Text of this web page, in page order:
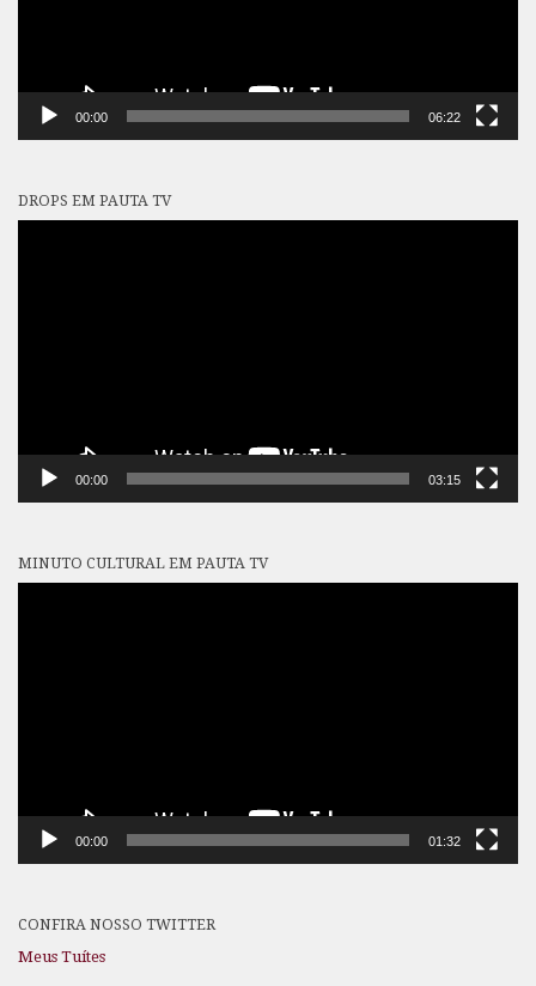
00:00 06:22
DROPS EM PAUTA TV
00:00 03:15
MINUTO CULTURAL EM PAUTA TV
00:00 01:32
CONFIRA NOSSO TWITTER
Meus Tuítes